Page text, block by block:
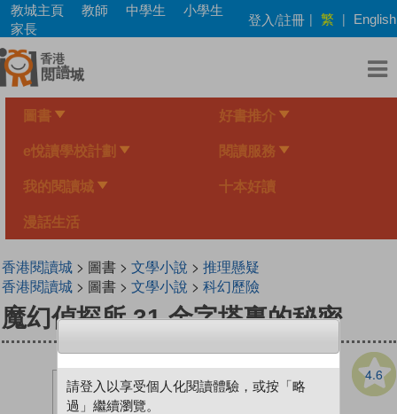
Skip
main
content
教城主頁 教師 中學生
小學生
家長
登入/註冊 | 繁 | English
圖書 好書推介
e悅讀學校計劃 閱讀服務
我的閱讀城 十本好讀
漫話生活
香港閱讀城> 圖書 > 文學小說 > 推理懸疑
香港閱讀城> 圖書 > 文學小說 > 科幻歷險
魔幻偵探所 31 金字塔裏的秘密
4.6
請登入以享受個人化閱讀體驗，或按「略
過」繼續瀏覽。